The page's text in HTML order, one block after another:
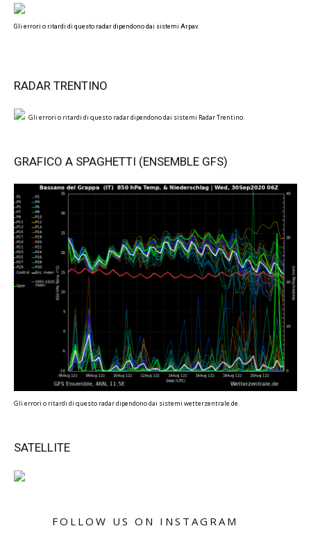
Gli errori o ritardi di questo radar dipendono dai sistemi Arpav.
RADAR TRENTINO
Gli errori o ritardi di questo radar dipendono dai sistemi Radar Trentino.
GRAFICO A SPAGHETTI (ENSEMBLE GFS)
Gli errori o ritardi di questo radar dipendono dai sistemi wetterzentrale.de.
SATELLITE
FOLLOW US ON INSTAGRAM